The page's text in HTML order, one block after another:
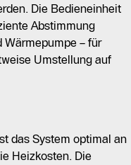
Die Bedieneinheit
Abstimmung
– für
Umstellung auf
das System optimal an
Heizkosten. Die